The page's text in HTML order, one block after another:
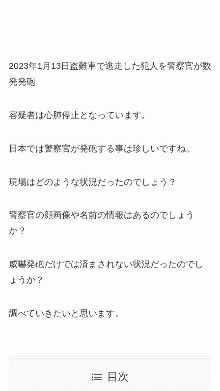
2023年1月13日盗難車で逃走した犯人を警察官が数
発発砲
容疑者は心肺停止となっています。
日本では警察官が発砲する事は珍しいですね。
現場はどのような状況だったのでしょう？
警察官の顔画像や名前の情報はあるのでしょう
か？
威嚇発砲だけでは済まされない状況だったのでし
ょうか？
調べていきたいと思います。
目次